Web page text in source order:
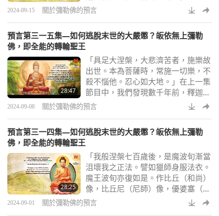
集節目中，我們發現了與我們所處的
混亂時代有關的預言。今天，我們將
包括那些能讓我們瞥見仍可努力實現
人類在科學與科技上都有了長足的進
步，尤其是在人工智慧（ＡＩ）的應
用方面。與此同時，我們共同的未來
也面臨越來越多的
2024-09-15 關於彌勒佛的預言
預言第三一五集—如何逃脫末世的大嚴懲？皈依無上彌勒
佛，即全能的轉輪聖王
28:47
「具足大涅槃，大悲濟苦者，施樂故
出世。本為菩薩時，常施一切樂，不
殺不惱他。忍心如大地。」在上一集
節目中，我們發現數千年前，釋迦牟
尼佛（純素者）預言了當前的末法時
代，也稱為正法衰頹時代。在這個時
誘惑、環境破壞、氣候變遷、經濟困
袖有目的的宗教詐騙，他們對信徒說
謊，教導他們做與神聖教理相反的
事，甚至對虔信者實施性虐待。我們
該如何從這片黑暗中
2024-09-08 關於彌勒佛的預言
預言第三一四集—如何逃脫末世的大嚴懲？皈依無上彌勒
佛，即全能的轉輪聖王
28:25
「我般涅槃七百歲後，是魔波旬漸當
沮壞我之正法。譬如獵師身服法衣。
魔王波旬亦復如是。作比丘（和尚）
像，比丘尼（尼師）像，優婆塞（男
性佛教徒）像，優婆夷（女性佛教
徒）像。」在上一集節目中，我們獲
2024-09-01 關於彌勒佛的預言